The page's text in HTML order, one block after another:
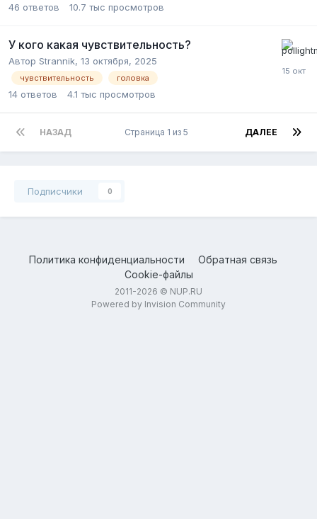
46 ответов 10.7 тыс просмотров
У кого какая чувствительность?
Автор Strannik, 13 октября, 2025
чувствительность головка
14 ответов 4.1 тыс просмотров
НАЗАД ДАЛЕЕ
Страница 1 из 5
Подписчики 0
Политика конфиденциальности
Обратная связь
Cookie-файлы
2011-2026 © NUP.RU
Powered by Invision Community